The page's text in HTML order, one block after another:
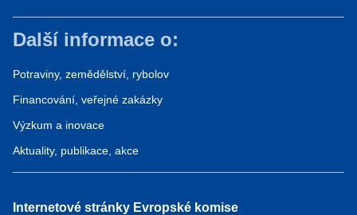
Další informace o:
Potraviny, zemědělství, rybolov
Financování, veřejné zakázky
Výzkum a inovace
Aktuality, publikace, akce
Internetové stránky Evropské komise